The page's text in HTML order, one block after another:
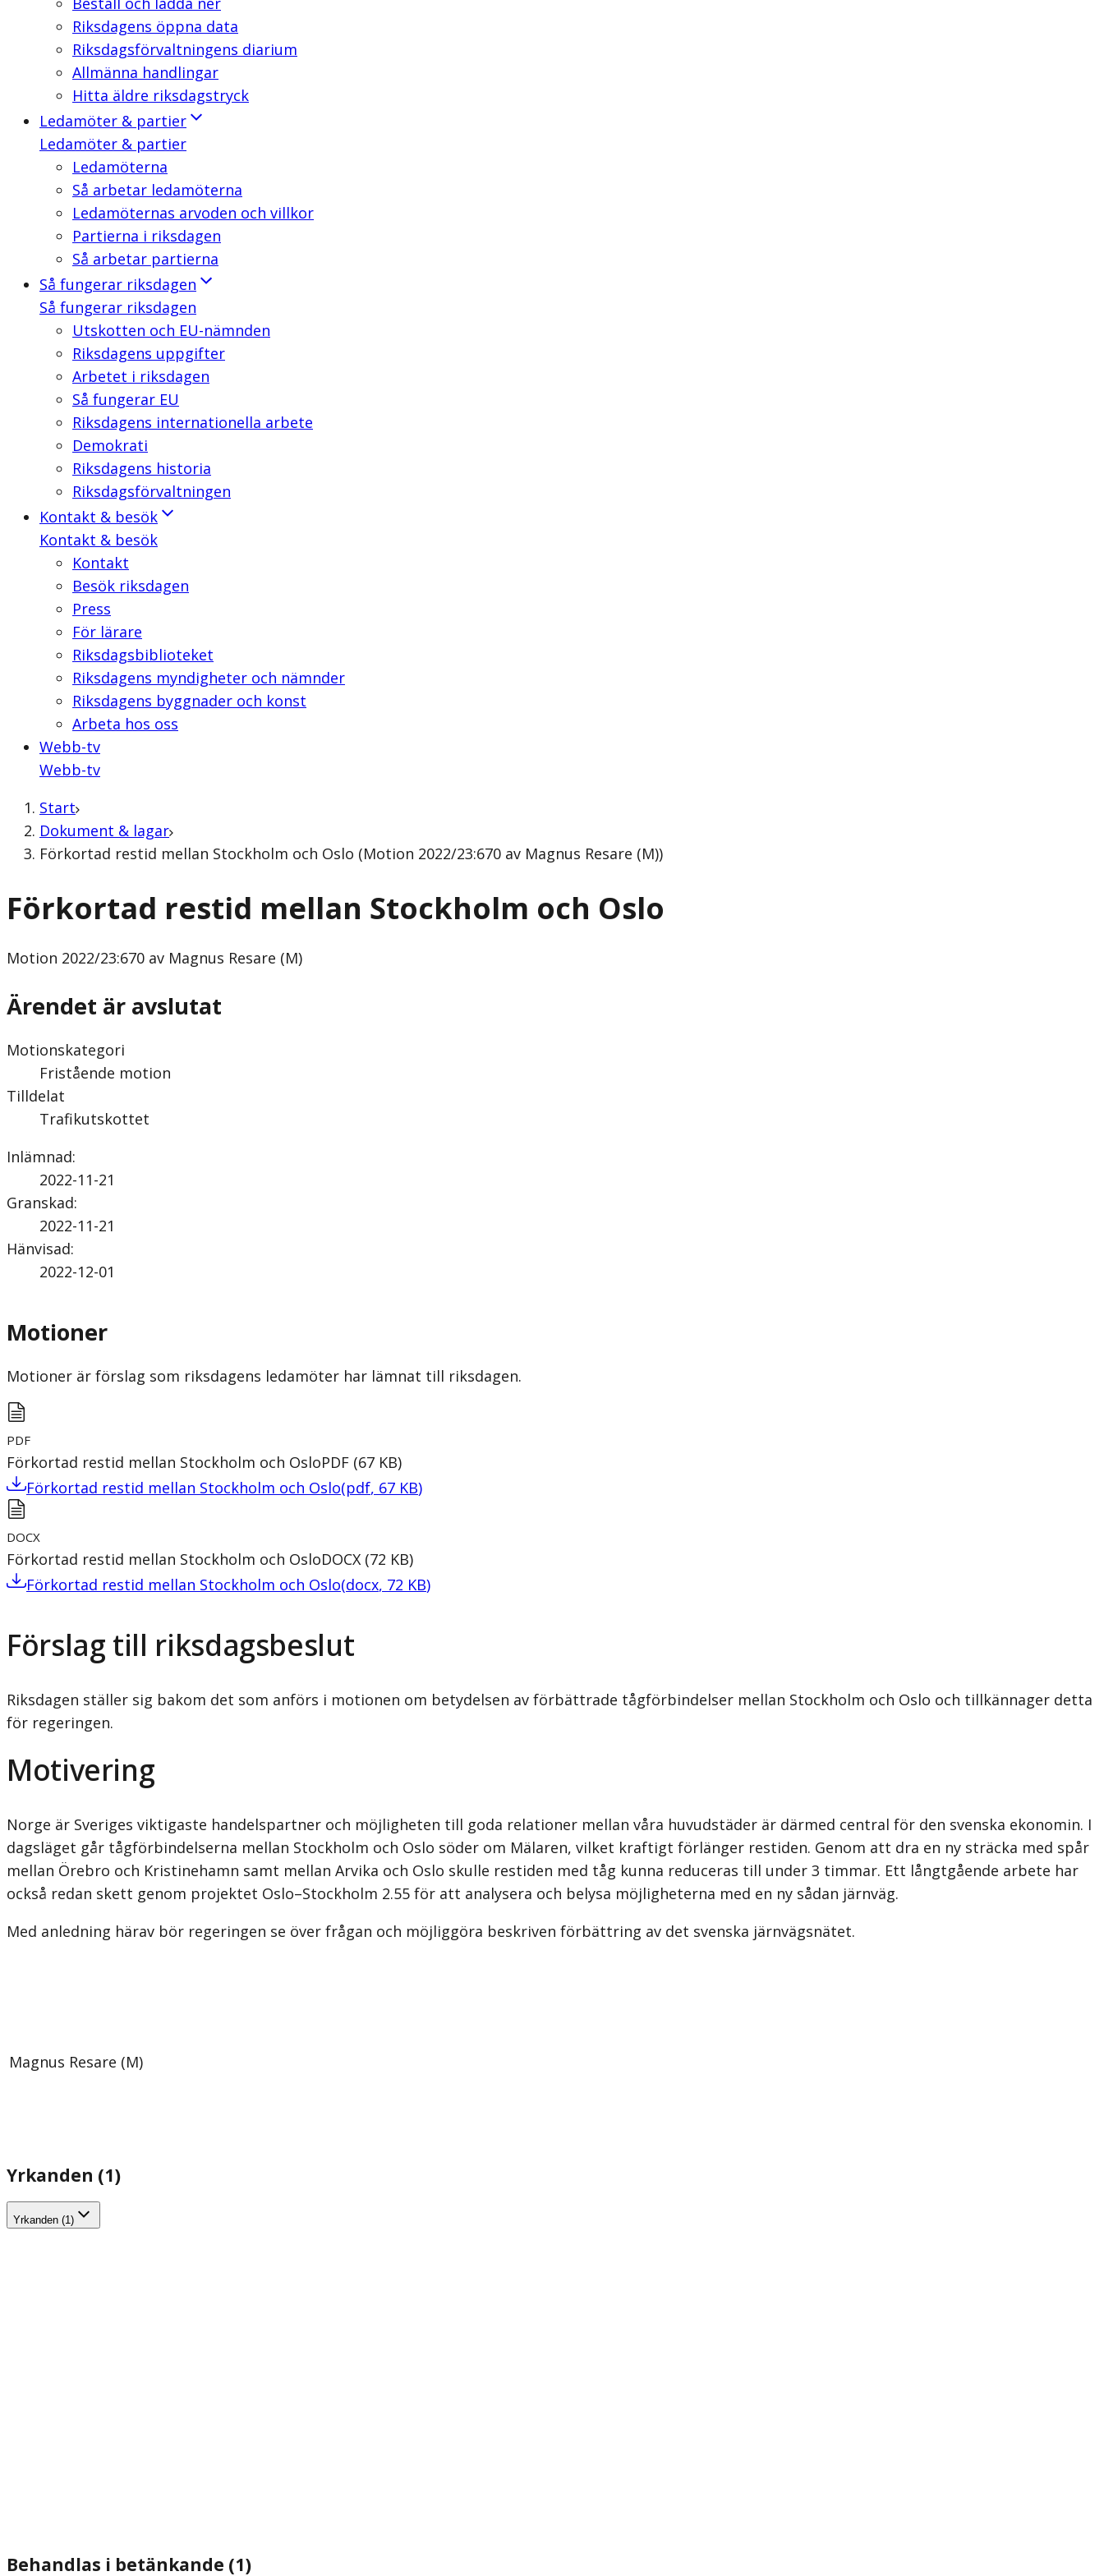
Riksdagens öppna data
Riksdagsförvaltningens diarium
Allmänna handlingar
Hitta äldre riksdagstryck
Ledamöter & partier
Ledamöter & partier
Ledamöterna
Så arbetar ledamöterna
Ledamöternas arvoden och villkor
Partierna i riksdagen
Så arbetar partierna
Så fungerar riksdagen
Så fungerar riksdagen
Utskotten och EU-nämnden
Riksdagens uppgifter
Arbetet i riksdagen
Så fungerar EU
Riksdagens internationella arbete
Demokrati
Riksdagens historia
Riksdagsförvaltningen
Kontakt & besök
Kontakt & besök
Kontakt
Besök riksdagen
Press
För lärare
Riksdagsbiblioteket
Riksdagens myndigheter och nämnder
Riksdagens byggnader och konst
Arbeta hos oss
Webb-tv
Webb-tv
Start
Dokument & lagar
Förkortad restid mellan Stockholm och Oslo (Motion 2022/23:670 av Magnus Resare (M))
Förkortad restid mellan Stockholm och Oslo
Motion 2022/23:670 av Magnus Resare (M)
Ärendet är avslutat
Motionskategori
Fristående motion
Tilldelat
Trafikutskottet
Inlämnad:
2022-11-21
Granskad:
2022-11-21
Hänvisad:
2022-12-01
Motioner
Motioner är förslag som riksdagens ledamöter har lämnat till riksdagen.
PDF
Förkortad restid mellan Stockholm och OsloPDF (67 KB)
Förkortad restid mellan Stockholm och Oslo(pdf, 67 KB)
DOCX
Förkortad restid mellan Stockholm och OsloDOCX (72 KB)
Förkortad restid mellan Stockholm och Oslo(docx, 72 KB)
Förslag till riksdagsbeslut
Riksdagen ställer sig bakom det som anförs i motionen om betydelsen av förbättrade tågförbindelser mellan Stockholm och Oslo och tillkännager detta
för regeringen.
Motivering
Norge är Sveriges viktigaste handelspartner och möjligheten till goda relationer mellan våra huvudstäder är därmed central för den svenska ekonomin. I
dagsläget går tåg­förbindelserna mellan Stockholm och Oslo söder om Mälaren, vilket kraftigt förlänger restiden. Genom att dra en ny sträcka med spår
mellan Örebro och Kristinehamn samt mellan Arvika och Oslo skulle restiden med tåg kunna reduceras till under 3 timmar. Ett långtgående arbete har
också redan skett genom projektet Oslo–Stockholm 2.55 för att analysera och belysa möjligheterna med en ny sådan järnväg.
Med anledning härav bör regeringen se över frågan och möjliggöra beskriven för­bättring av det svenska järnvägsnätet.
Magnus Resare (M)
Yrkanden (1)
Yrkanden (1)
Behandlas i betänkande (1)